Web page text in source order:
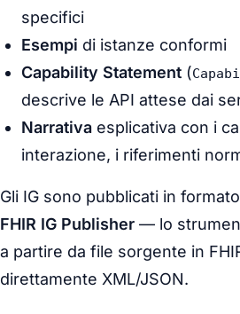
specifici
Esempi di istanze conformi
Capability Statement (
descrive le API attese dai
Narrativa esplicativa con i
interazione, i riferimenti
Gli IG sono pubblicati in formato
FHIR IG Publisher — lo
a partire da file sorgente in
direttamente XML/JSON.